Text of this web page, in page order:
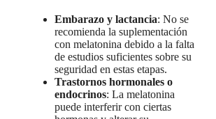
Embarazo y lactancia: No se
recomienda la suplementación
con melatonina debido a la falta
de estudios suficientes sobre su
seguridad en estas etapas.
Trastornos hormonales o
endocrinos: La melatonina
puede interferir con ciertas